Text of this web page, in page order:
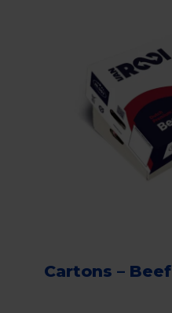
Cartons – Beef